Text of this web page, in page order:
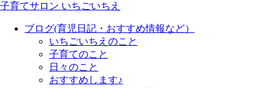
子育てサロン いちごいちえ
ブログ(育児日記・おすすめ情報など）
いちごいちえのこと
子育てのこと
日々のこと
おすすめします♪